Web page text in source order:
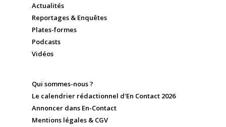
Actualités
Reportages & Enquêtes
Plates-formes
Podcasts
Vidéos
Qui sommes-nous ?
Le calendrier rédactionnel d'En Contact 2026
Annoncer dans En-Contact
Mentions légales & CGV